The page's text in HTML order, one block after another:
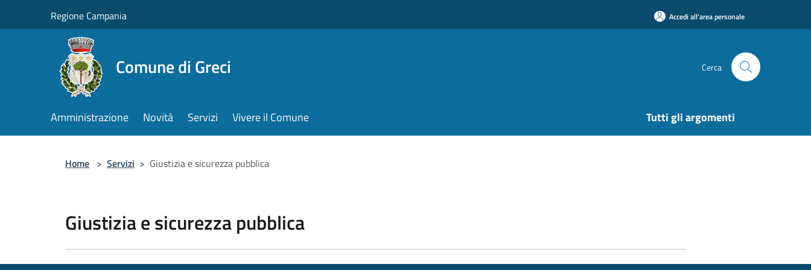
Regione Campania Accedi all'area personale
Comune di Greci Cerca
Amministrazione Novità Servizi Vivere il Comune Tutti gli argomenti
Home > Servizi > Giustizia e sicurezza pubblica
Giustizia e sicurezza pubblica